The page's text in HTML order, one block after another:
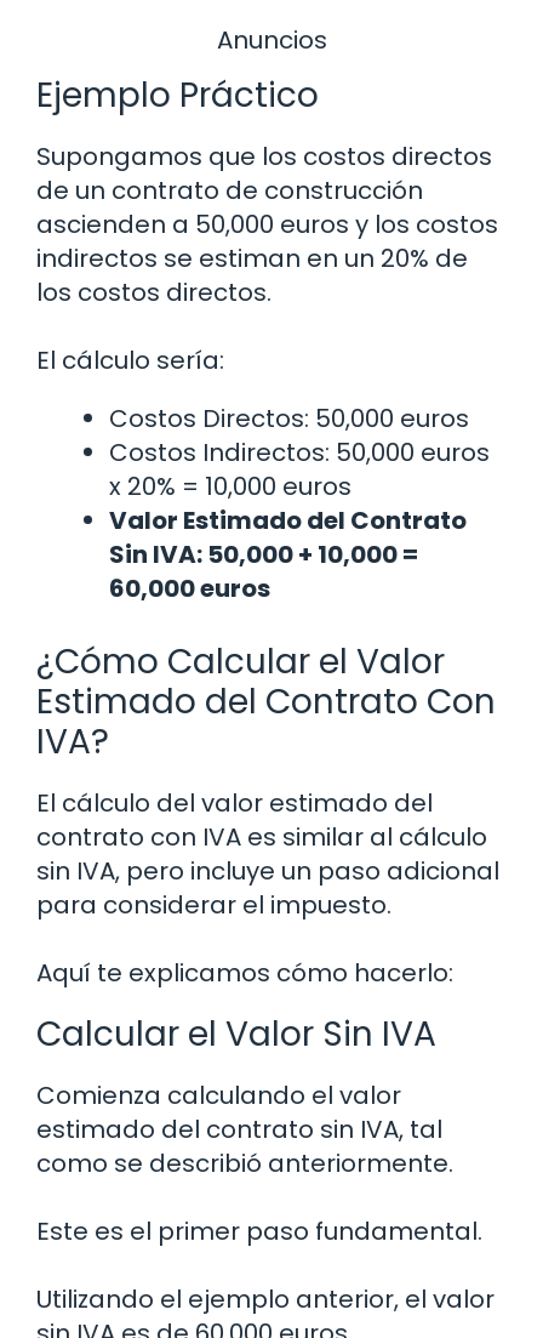
Anuncios
Ejemplo Práctico
Supongamos que los costos directos
de un contrato de construcción
ascienden a 50,000 euros y los costos
indirectos se estiman en un 20% de
los costos directos.
El cálculo sería:
Costos Directos: 50,000 euros
Costos Indirectos: 50,000 euros
x 20% = 10,000 euros
Valor Estimado del Contrato
Sin IVA: 50,000 + 10,000 =
60,000 euros
¿Cómo Calcular el Valor
Estimado del Contrato Con
IVA?
El cálculo del valor estimado del
contrato con IVA es similar al cálculo
sin IVA, pero incluye un paso adicional
para considerar el impuesto.
Aquí te explicamos cómo hacerlo:
Calcular el Valor Sin IVA
Comienza calculando el valor
estimado del contrato sin IVA, tal
como se describió anteriormente.
Este es el primer paso fundamental.
Utilizando el ejemplo anterior, el valor